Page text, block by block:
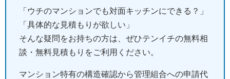
「ウチのマンションでも対面キッチンにできる？」
「具体的な見積もりが欲しい」
そんな疑問をお持ちの方は、ぜひテンイチの無料相
談・無料見積もりをご利用ください。
マンション特有の構造確認から管理組合への申請代